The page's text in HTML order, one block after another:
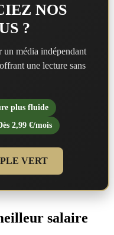
NOS
?
un média indépendant
une lecture sans
plus fluide
2,99 €/mois
VERT
salaire